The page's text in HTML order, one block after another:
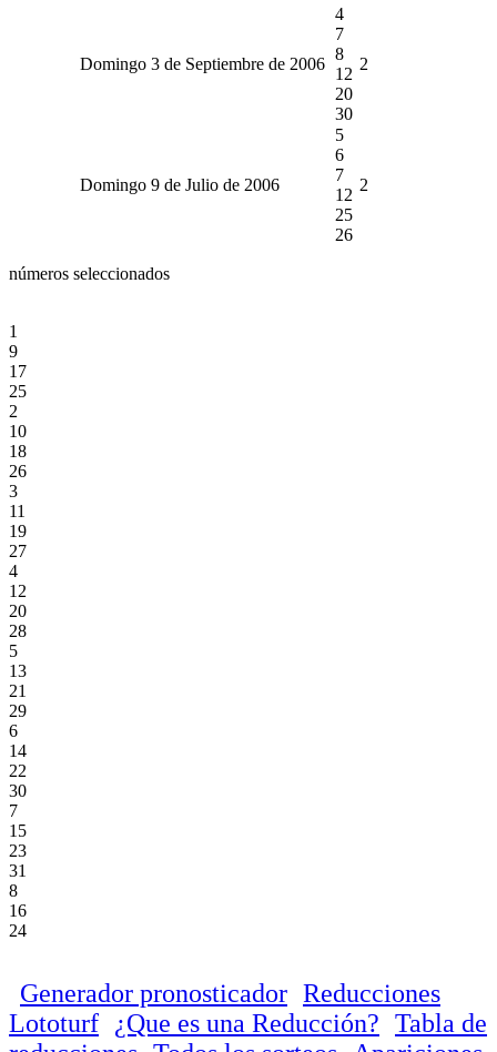
Domingo 3 de Septiembre de 2006
4
7
8
12
20
30
2
Domingo 9 de Julio de 2006
5
6
7
12
25
26
2
números seleccionados
1
9
17
25
2
10
18
26
3
11
19
27
4
12
20
28
5
13
21
29
6
14
22
30
7
15
23
31
8
16
24
Generador pronosticador Reducciones
Lototurf
¿Que es una Reducción? Tabla de